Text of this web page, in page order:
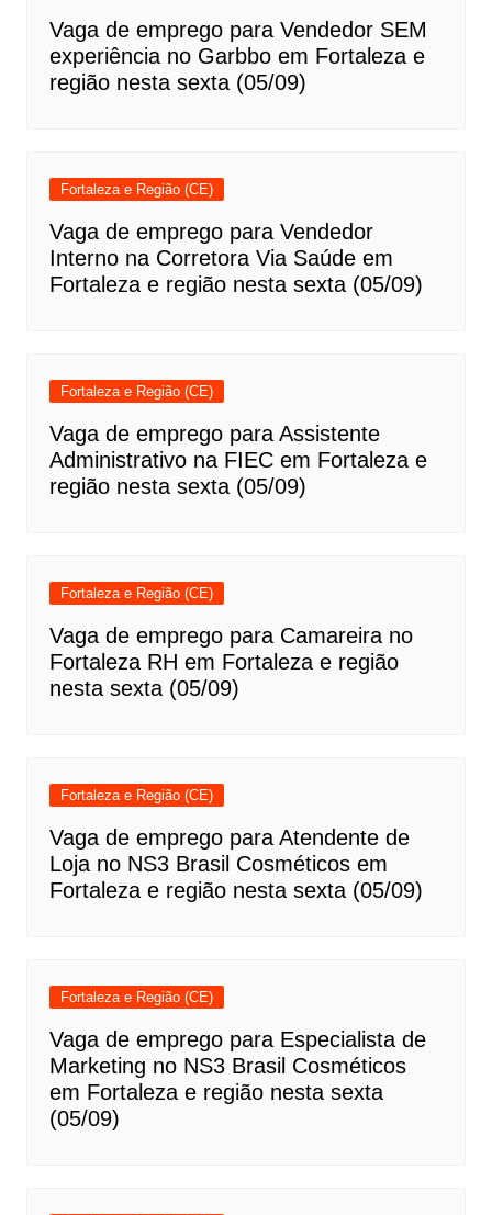
Vaga de emprego para Vendedor SEM
experiência no Garbbo em Fortaleza e
região nesta sexta (05/09)
Fortaleza e Região (CE)
Vaga de emprego para Vendedor
Interno na Corretora Via Saúde em
Fortaleza e região nesta sexta (05/09)
Fortaleza e Região (CE)
Vaga de emprego para Assistente
Administrativo na FIEC em Fortaleza e
região nesta sexta (05/09)
Fortaleza e Região (CE)
Vaga de emprego para Camareira no
Fortaleza RH em Fortaleza e região
nesta sexta (05/09)
Fortaleza e Região (CE)
Vaga de emprego para Atendente de
Loja no NS3 Brasil Cosméticos em
Fortaleza e região nesta sexta (05/09)
Fortaleza e Região (CE)
Vaga de emprego para Especialista de
Marketing no NS3 Brasil Cosméticos
em Fortaleza e região nesta sexta
(05/09)